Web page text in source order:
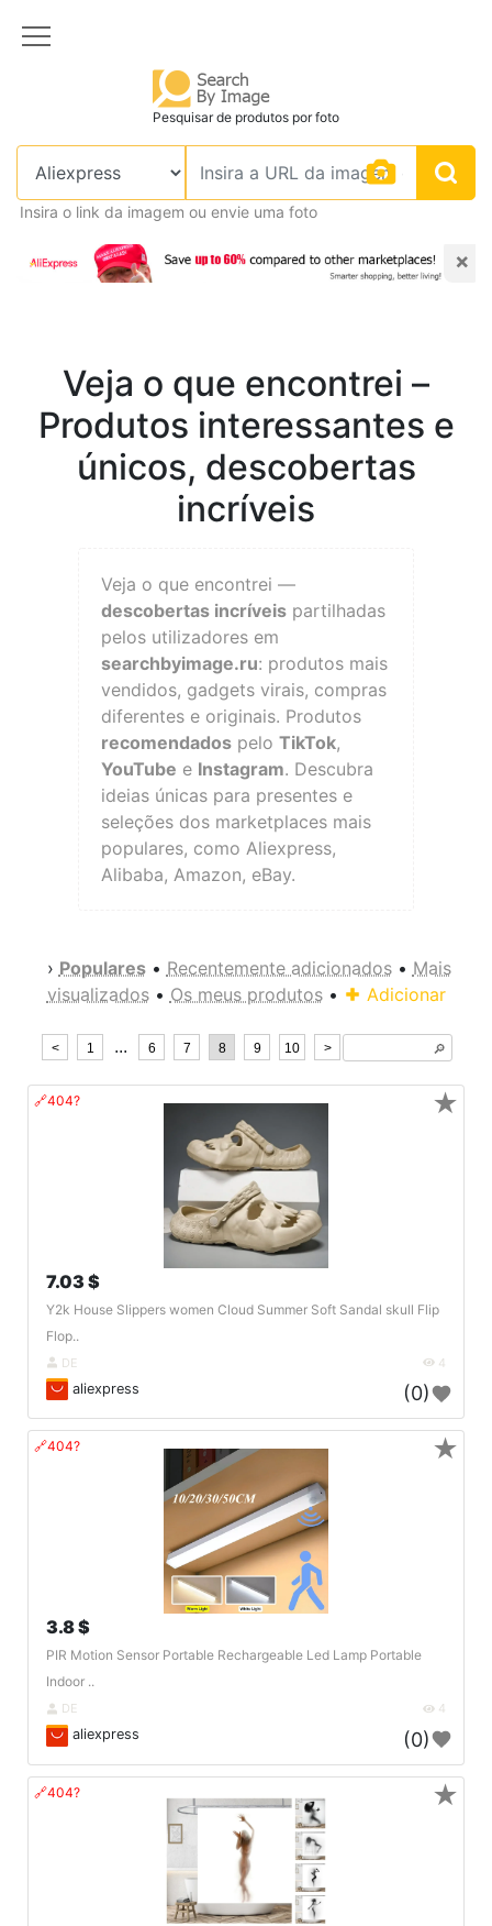
Pesquisar de produtos por foto
Insira o link da imagem ou envie uma foto
×
Veja o que encontrei –
Produtos interessantes e
únicos, descobertas
incríveis
Veja o que encontrei —
descobertas incríveis partilhadas
pelos utilizadores em
searchbyimage.ru: produtos mais
vendidos, gadgets virais, compras
diferentes e originais. Produtos
recomendados pelo TikTok,
YouTube e Instagram. Descubra
ideias únicas para presentes e
seleções dos marketplaces mais
populares, como Aliexpress,
Alibaba, Amazon, eBay.
› Populares • Recentemente adicionados • Mais
visualizados • Os meus produtos • Adicionar
< 1 ... 6 7 8 9 10 > 🔎︎
🔗404?
7.03 $
Y2k House Slippers women Cloud Summer Soft Sandal skull Flip
Flop..
DE 4
aliexpress (0)
★
🔗404?
3.8 $
PIR Motion Sensor Portable Rechargeable Led Lamp Portable
Indoor ..
DE 4
aliexpress (0)
★
🔗404? ★